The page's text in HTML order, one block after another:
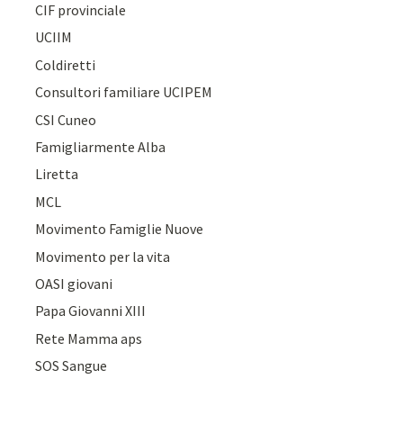
CIF provinciale
UCIIM
Coldiretti
Consultori familiare UCIPEM
CSI Cuneo
Famigliarmente Alba
Liretta
MCL
Movimento Famiglie Nuove
Movimento per la vita
OASI giovani
Papa Giovanni XIII
Rete Mamma aps
SOS Sangue